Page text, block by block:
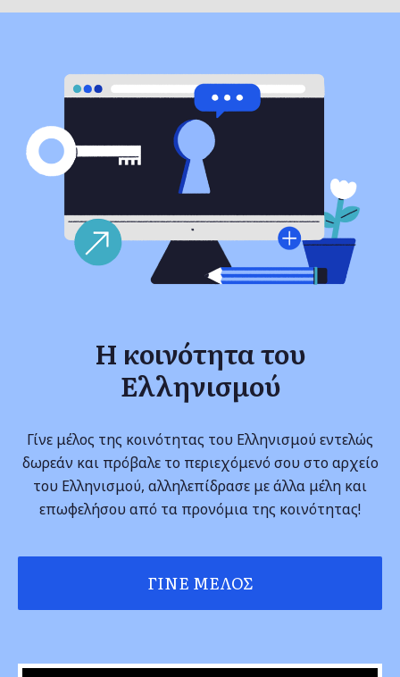
Η κοινότητα του
Ελληνισμού
Γίνε μέλος της κοινότητας του Ελληνισμού εντελώς
δωρεάν και πρόβαλε το περιεχόμενό σου στο αρχείο
του Ελληνισμού, αλληλεπίδρασε με άλλα μέλη και
επωφελήσου από τα προνόμια της κοινότητας!
ΓΊΝΕ ΜΈΛΟΣ